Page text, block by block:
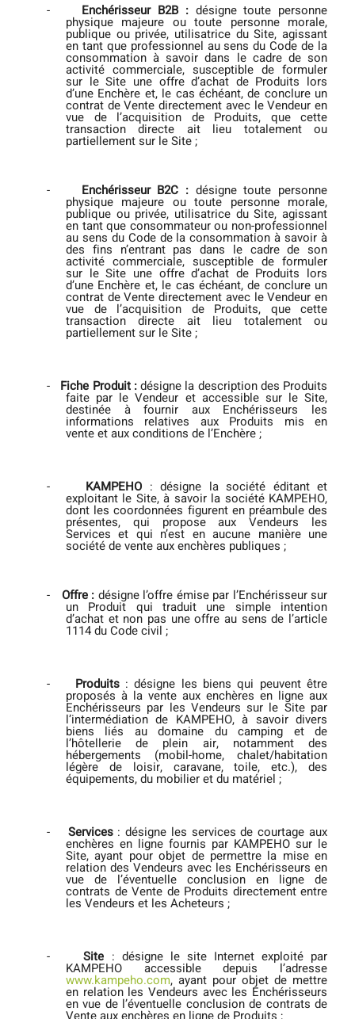
- Enchérisseur B2B : désigne toute personne
physique majeure ou toute personne morale,
publique ou privée, utilisatrice du Site, agissant
en tant que professionnel au sens du Code de la
consommation à savoir dans le cadre de son
activité commerciale, susceptible de formuler
sur le Site une offre d’achat de Produits lors
d’une Enchère et, le cas échéant, de conclure un
contrat de Vente directement avec le Vendeur en
vue de l’acquisition de Produits, que cette
transaction directe ait lieu totalement ou
partiellement sur le Site ;
- Enchérisseur B2C : désigne toute personne
physique majeure ou toute personne morale,
publique ou privée, utilisatrice du Site, agissant
en tant que consommateur ou non-professionnel
au sens du Code de la consommation à savoir à
des fins n’entrant pas dans le cadre de son
activité commerciale, susceptible de formuler
sur le Site une offre d’achat de Produits lors
d’une Enchère et, le cas échéant, de conclure un
contrat de Vente directement avec le Vendeur en
vue de l’acquisition de Produits, que cette
transaction directe ait lieu totalement ou
partiellement sur le Site ;
- Fiche Produit :désigne la description des Produits
faite par le Vendeur et accessible sur le Site,
destinée à fournir aux Enchérisseurs les
informations relatives aux Produits mis en
vente et aux conditions de l’Enchère ;
- KAMPEHO : désigne la société éditant et
exploitant le Site, à savoir la société KAMPEHO,
dont les coordonnées figurent en préambule des
présentes, qui propose aux Vendeurs les
Services et qui n’est en aucune manière une
société de vente aux enchères publiques ;
- Offre : désigne l’offre émise par l’Enchérisseur sur
un Produit qui traduit une simple intention
d’achat et non pas une offre au sens de l’article
1114 du Code civil ;
- Produits: désigne les biens qui peuvent être
proposés à la vente aux enchères en ligne aux
Enchérisseurs par les Vendeurs sur le Site par
l’intermédiation de KAMPEHO, à savoir divers
biens liés au domaine du camping et de
l’hôtellerie de plein air, notamment des
hébergements (mobil-home, chalet/habitation
légère de loisir, caravane, toile, etc.), des
équipements, du mobilier et du matériel ;
- Services : désigne les services de courtage aux
enchères en ligne fournis par KAMPEHO sur le
Site, ayant pour objet de permettre la mise en
relation des Vendeurs avec les Enchérisseurs en
vue de l’éventuelle conclusion en ligne de
contrats de Vente de Produits directement entre
les Vendeurs et les Acheteurs ;
- Site : désigne le site Internet exploité par
KAMPEHO accessible depuis l’adresse
www.kampeho.com, ayant pour objet de mettre
en relation les Vendeurs avec les Enchérisseurs
en vue de l’éventuelle conclusion de contrats de